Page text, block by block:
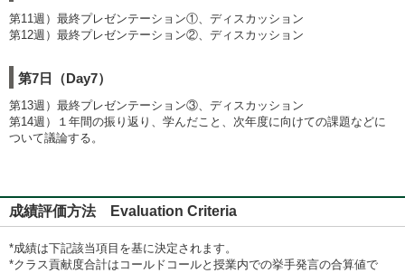
第11週）最終プレゼンテーション①、ディスカッション
第12週）最終プレゼンテーション②、ディスカッション
第7日（Day7）
第13週）最終プレゼンテーション③、ディスカッション
第14週）１年間の振り返り、学んだこと、次年度に向けての課題などに
ついて議論する。
成績評価方法 Evaluation Criteria
*成績は下記該当項目を基に決定されます。
*クラス貢献度合計はコールドコールと授業内での挙手発言の合算値で